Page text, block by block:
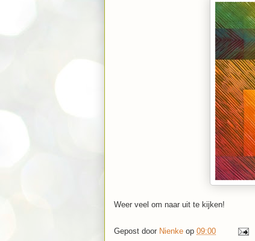
Weer veel om naar uit te kijken!
Gepost door Nienke op 09:00